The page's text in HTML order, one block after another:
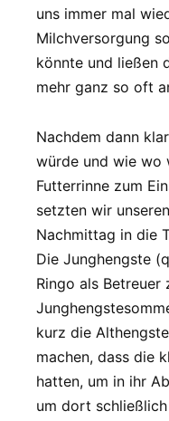
uns immer mal
Milchversorgung
könnte und ließen
mehr ganz so oft
Nachdem dann
würde und wie wo
Futterrinne zum
setzten wir
Nachmittag in die
Die Junghengste
Ringo als
kurz die
machen, dass die
hatten, um in ihr
um dort